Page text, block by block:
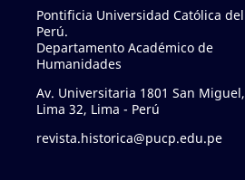
Pontificia Universidad Católica del
Perú.
Departamento Académico de
Humanidades
Av. Universitaria 1801 San Miguel,
Lima 32, Lima - Perú
revista.historica@pucp.edu.pe